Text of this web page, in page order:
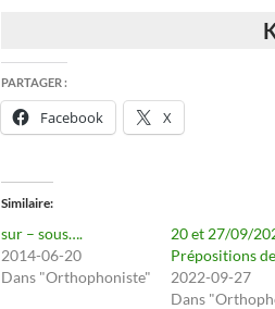
PARTAGER :
Facebook X
Similaire
sur – sous….
2014-06-20
Dans "Orthophoniste"
20 et 27/09/
Prépositions
2022-09-27
Dans